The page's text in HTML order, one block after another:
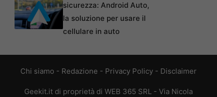
sicurezza: Android Auto,
la soluzione per usare il
cellulare in auto
Chi siamo - Redazione - Privacy Policy - Disclaimer
Geekit.it di proprietà di WEB 365 SRL - Via Nicola